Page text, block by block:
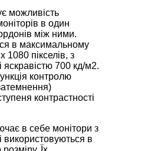
можливість
в один
між ними.
в максимальному
1080 пікселів, з
яскравістю 700 кд/м2.
контролю
контрастності
в себе монітори з
використовуються в